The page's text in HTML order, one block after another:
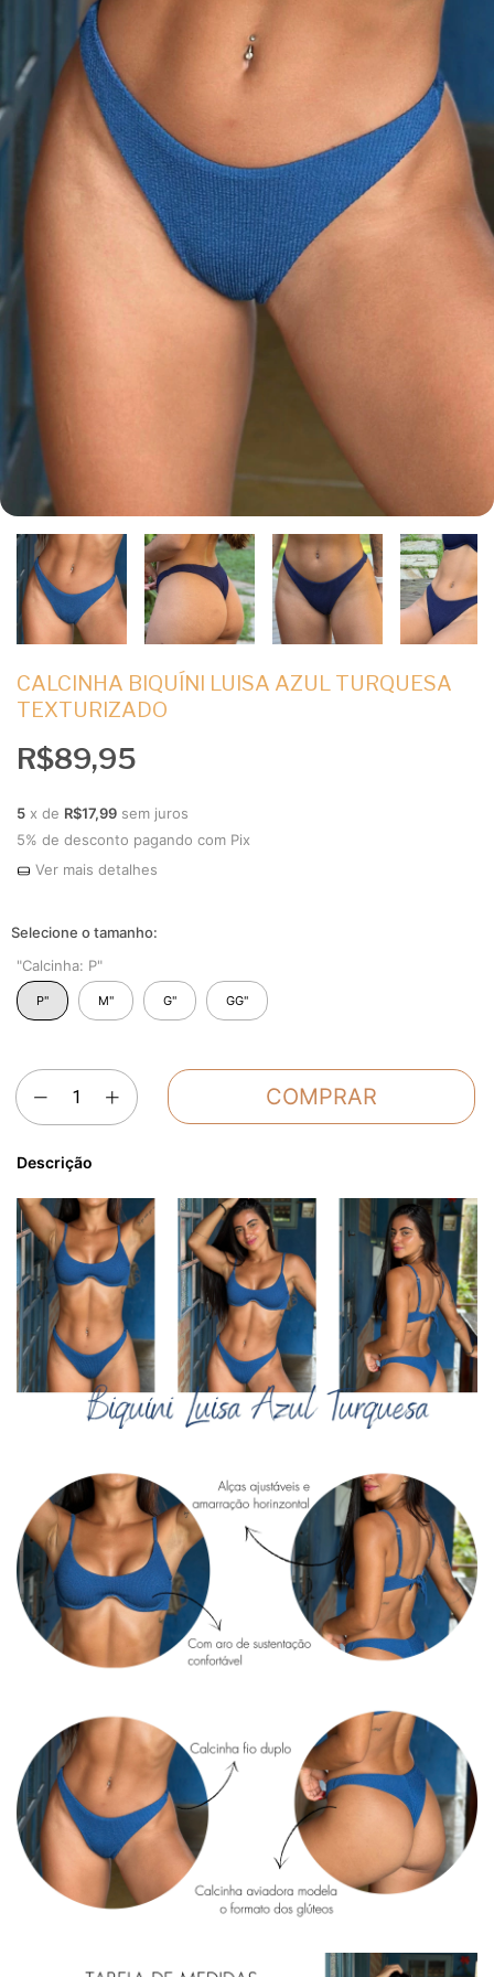
CALCINHA BIQUÍNI LUISA AZUL TURQUESA
TEXTURIZADO
R$89,95
5 x de R$17,99 sem juros
5% de desconto pagando com Pix
Ver mais detalhes
"Calcinha: P"
P" M" G" GG"
Descrição